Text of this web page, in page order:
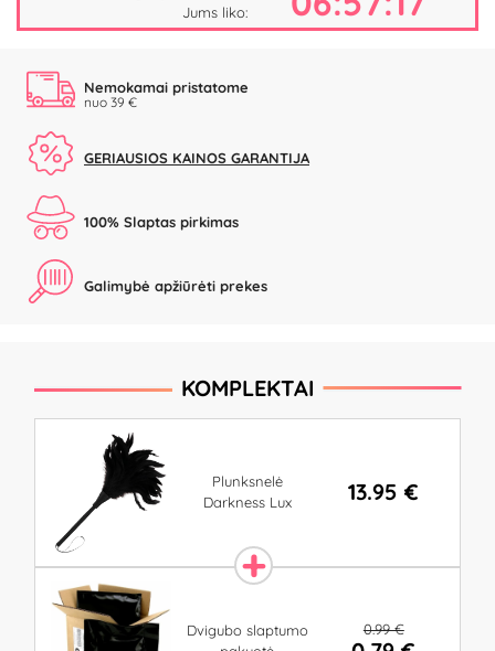
Jums liko:
Nemokamai pristatome
nuo 39 €
GERIAUSIOS KAINOS GARANTIJA
100% Slaptas pirkimas
Galimybė apžiūrėti prekes
KOMPLEKTAI
Plunksnelė
Darkness Lux
13.95 €
Dvigubo slaptumo
0.99 €